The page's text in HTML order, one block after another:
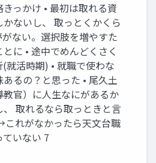
っかけ • 最初は取れる資
ないし、 取っとくかくら
がない。選択肢を増やすた
に • 途中でめんどくさく
就活時期) • 就職で使わな
あるの？と思った • 尾久土
教官）に人生なにがあるか
、 取れるなら取っときと言
れがなかったら天文台職
ていない 7